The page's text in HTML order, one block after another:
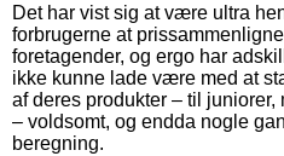
Det har vist sig at være ultra
forbrugerne at
foretagender, og ergo har
ikke kunne lade være med at
af deres produkter – til
– voldsomt, og endda nogle
beregning.